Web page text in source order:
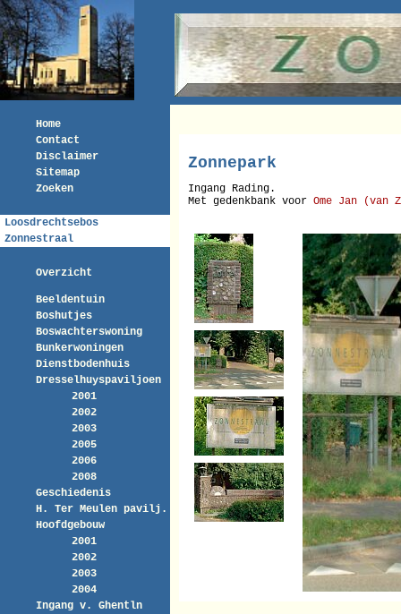
Home
Contact
Disclaimer
Sitemap
Zoeken
Loosdrechtsebos
Zonnestraal
Overzicht
Beeldentuin
Boshutjes
Boswachterswoning
Bunkerwoningen
Dienstbodenhuis
Dresselhuyspaviljoen
2001
2002
2003
2005
2006
2008
Geschiedenis
H. Ter Meulen pavilj.
Hoofdgebouw
2001
2002
2003
2004
Ingang v. Ghentln
Zonnepark
Ingang Rading.
Met gedenkbank voor Ome Jan (van